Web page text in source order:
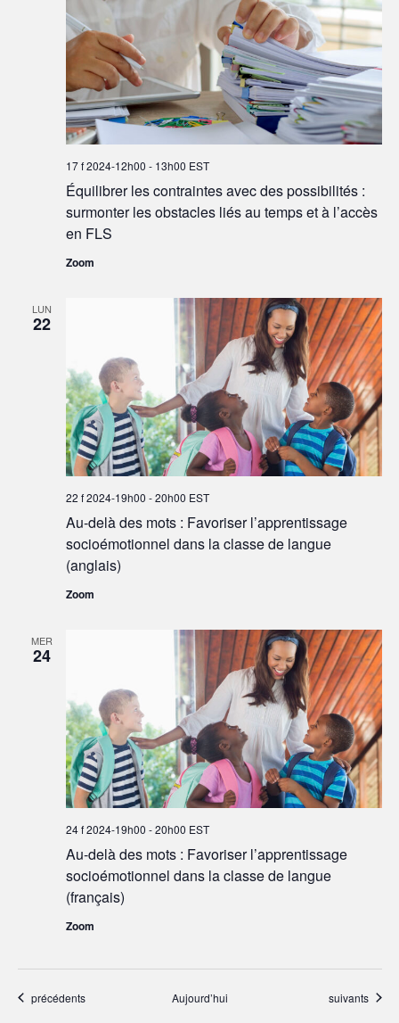
Équilibrer les contraintes avec des possibilités :
surmonter les obstacles liés au temps et à l’accès
en FLS
17 f 2024-12h00 - 13h00 EST
Zoom
LUN
22
Au-delà des mots : Favoriser l’apprentissage
socioémotionnel dans la classe de langue
(anglais)
22 f 2024-19h00 -20h00 EST
Zoom
MER
24
Au-delà des mots : Favoriser l’apprentissage
socioémotionnel dans la classe de langue
(français)
24 f 2024-19h00 -20h00 EST
Zoom
Événements
précédents Aujourd’hui Événements
suivants